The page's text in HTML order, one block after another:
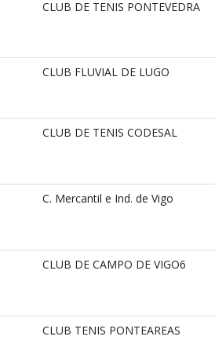
CLUB DE TENIS PONTEVEDRA
CLUB FLUVIAL DE LUGO
CLUB DE TENIS CODESAL
C. Mercantil e Ind. de Vigo
CLUB DE CAMPO DE VIGO6
CLUB TENIS PONTEAREAS